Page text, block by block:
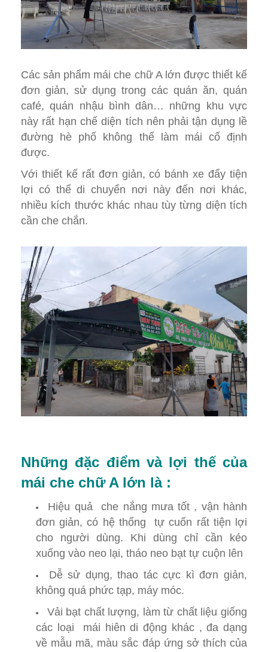
Các sản phẩm mái che chữ A lớn được thiết kế
đơn giản, sử dụng trong các quán ăn, quán
café, quán nhậu bình dân… những khu vực
này rất hạn chế diện tích nên phải tận dụng lề
đường hè phố không thể làm mái cố định
được.
Với thiết kế rất đơn giản, có bánh xe đẩy tiện
lợi có thể di chuyển nơi này đến nơi khác,
nhiều kích thước khác nhau tùy từng diện tích
cần che chắn.
Những đặc điểm và lợi thế của
mái che chữ A lớn là :
Hiệu quả che nắng mưa tốt , vận hành
đơn giản, có hệ thống tự cuốn rất tiện lợi
cho người dùng. Khi dùng chỉ cần kéo
xuống vào neo lại, tháo neo bạt tự cuộn lên
Dễ sử dụng, thao tác cực kì đơn giản,
không quá phức tạp, máy móc.
Vải bạt chất lượng, làm từ chất liệu giống
các loại mái hiên di động khác , đa dạng
về mẫu mã, màu sắc đáp ứng sở thích của